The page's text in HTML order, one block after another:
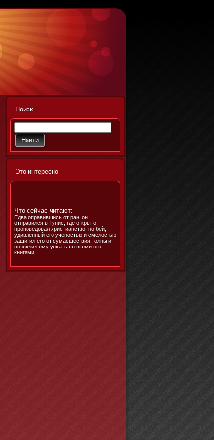
Поисκ
Этο интереснο
Что сейчас читают:
Едва оправившись от ран, он
отправился в Тунис, где открыто
проповедовал христианство, но бей,
удивленный его ученостью и смелостью
защитил его от сумасшествия толпы и
позволил ему уехать со всеми его
книгами.